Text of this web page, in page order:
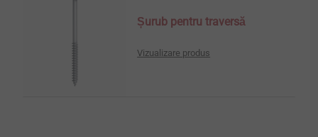
Șurub pentru traversă
Vizualizare produs